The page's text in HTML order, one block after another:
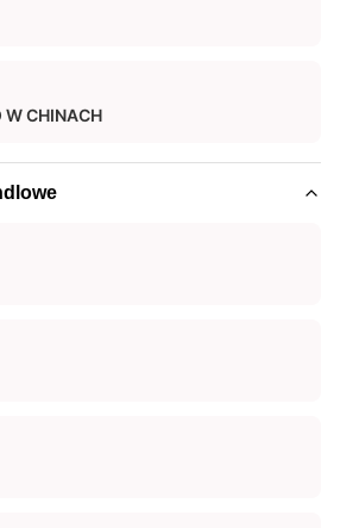
W CHINACH